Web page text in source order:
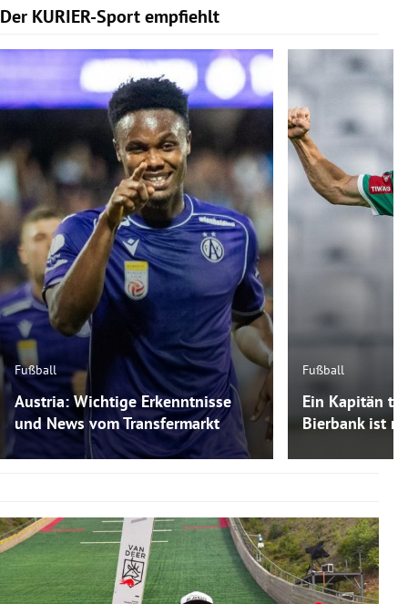
Der KURIER-Sport empfiehlt
Slide 1 von 5
Fußball
Austria: Wichtige Erkenntnisse
und News vom Transfermarkt
Fußball
Ein Kapitän
Bierbank ist